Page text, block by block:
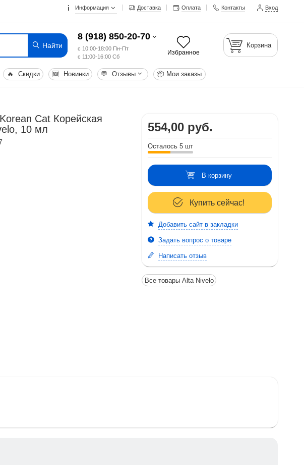
Информация Доставка Оплата Контакты Вход
Найти
8 (918) 850-20-70
с 10:00-18:00 Пн-Пт
с 11:00-16:00 Сб
Избранное
Корзина
🔥 Скидки 🆕 Новинки 💬 Отзывы 📦 Мои заказы
Cat Корейская
10 мл
554,00 руб.
Осталось 5 шт
В корзину
Купить сейчас!
Добавить сайт в закладки
Задать вопрос о товаре
Написать отзыв
Все товары Alta Nivelo